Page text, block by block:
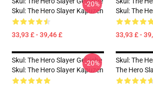
Skul: The Hero Slayer Kapuzen
33,93 £ - 39,46 £
-20%
Skul: The
33,93 £ -
Skul: The Hero Slayer Getriebe
Skul: The Hero Slayer Kapuzen
-20%
Skul: The
The Hero